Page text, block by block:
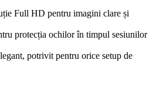
Full HD pentru imagini clare și
protecția ochilor în timpul sesiunilor
potrivit pentru orice setup de